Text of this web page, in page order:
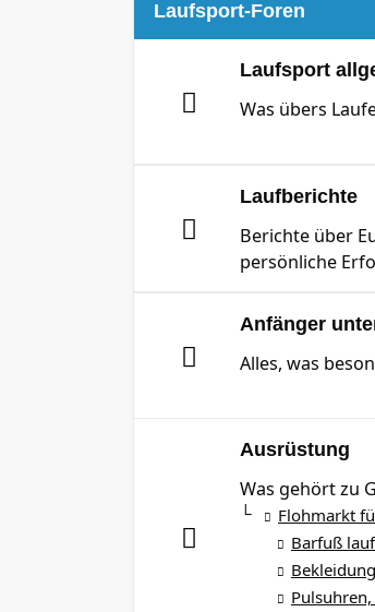
Laufsport-Foren
Laufsport
Was übers
Laufberichte
Berichte über
persönliche
Anfänger
Alles, was
Ausrüstung
Was gehört zu
Flohmarkt
Barfuß